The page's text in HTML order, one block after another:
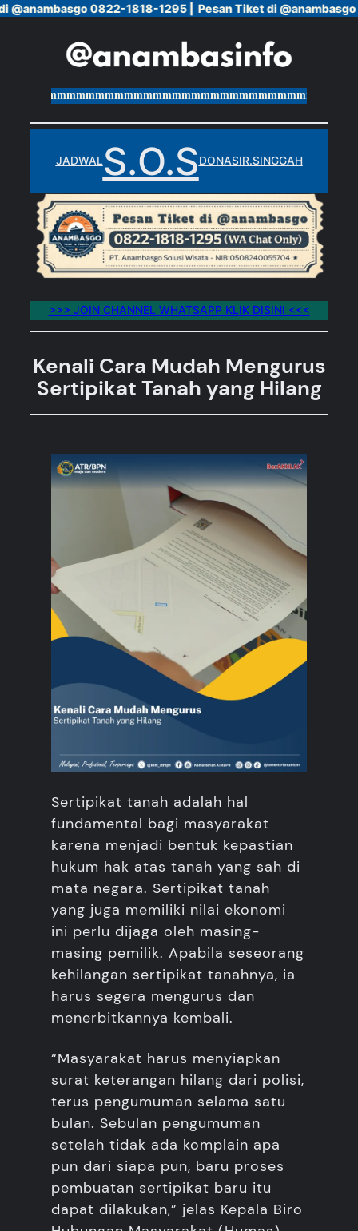
@anambasgo 0822-1818-1295 | Pesan Tiket di @anambasgo
JADWALS.O.SDONASIR.SINGGAH
>>> JOIN CHANNEL WHATSAPP KLIK DISINI <<<
Kenali Cara Mudah Mengurus
Sertipikat Tanah yang Hilang
Sertipikat tanah adalah hal
fundamental bagi masyarakat
karena menjadi bentuk kepastian
hukum hak atas tanah yang sah di
mata negara. Sertipikat tanah
yang juga memiliki nilai ekonomi
ini perlu dijaga oleh masing-
masing pemilik. Apabila seseorang
kehilangan sertipikat tanahnya, ia
harus segera mengurus dan
menerbitkannya kembali.
“Masyarakat harus menyiapkan
surat keterangan hilang dari polisi,
terus pengumuman selama satu
bulan. Sebulan pengumuman
setelah tidak ada komplain apa
pun dari siapa pun, baru proses
pembuatan sertipikat baru itu
dapat dilakukan,” jelas Kepala Biro
@anambasgo 0822-1818-1295 | Pesan Tiket di @anambasgo